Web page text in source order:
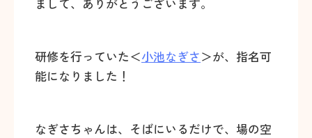
研修を行っていた＜小池なぎさ＞が、指名可
能になりました！
なぎさちゃんは、そばにいるだけで、場の空